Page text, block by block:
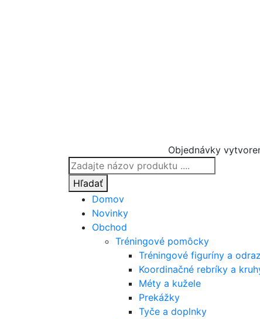
Objednávky
Products
search
Hľadať
Domov
Novinky
Obchod
Tréningové pomôcky
Tréningové figuríny a
Koordinačné rebríky a
Méty a kužele
Prekážky
Tyče a doplnky